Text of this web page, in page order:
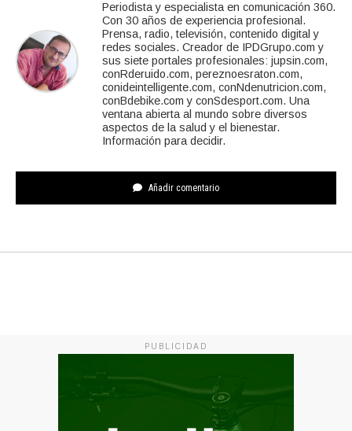
Periodista y especialista en comunicación 360.
Con 30 años de experiencia profesional.
Prensa, radio, televisión, contenido digital y
redes sociales. Creador de IPDGrupo.com y
sus siete portales profesionales: jupsin.com,
conRderuido.com, pereznoesraton.com,
conideintelligente.com, conNdenutricion.com,
conBdebike.com y conSdesport.com. Una
ventana abierta al mundo sobre diversos
aspectos de la salud y el bienestar.
Información para decidir.
Añadir comentario
PUBLICIDAD